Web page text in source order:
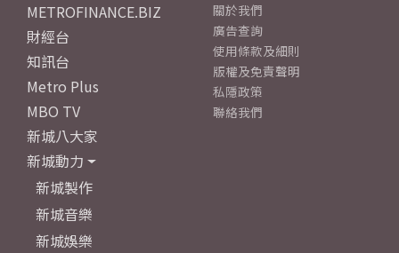
METROFINANCE.BIZ
財經台
知訊台
Metro Plus
MBO TV
新城八大家
新城動力
新城製作
新城音樂
新城娛樂
關於我們
廣告查詢
使用條款及細則
版權及免責聲明
私隱政策
聯絡我們